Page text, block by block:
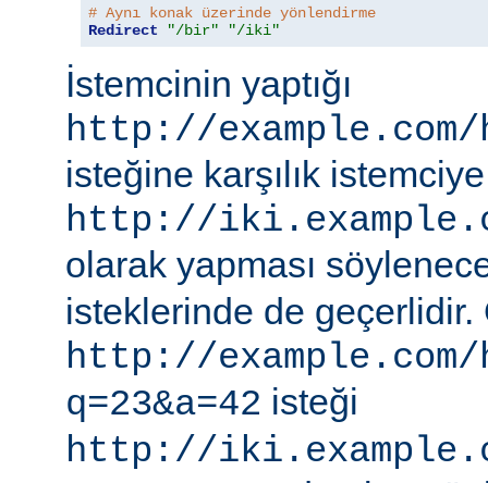
# Aynı konak üzerinde yönlendirme
Redirect
"/bir" "/iki"
İstemcinin yaptığı
http://
isteğine karşılık
http://
olarak yapması
isteklerinde de geçerlidir.
http://
q=23&a=42 isteği
http://